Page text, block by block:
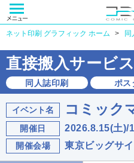
ネット印刷 グラフィック ホーム
直接搬入サービス
同人誌印刷 ポス
イベント名 コミック
開催日 2026.8.15(土)/
開催会場 東京ビッグサイ